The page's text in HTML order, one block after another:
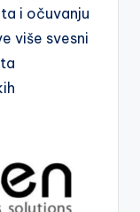
i očuvanju
više svesni